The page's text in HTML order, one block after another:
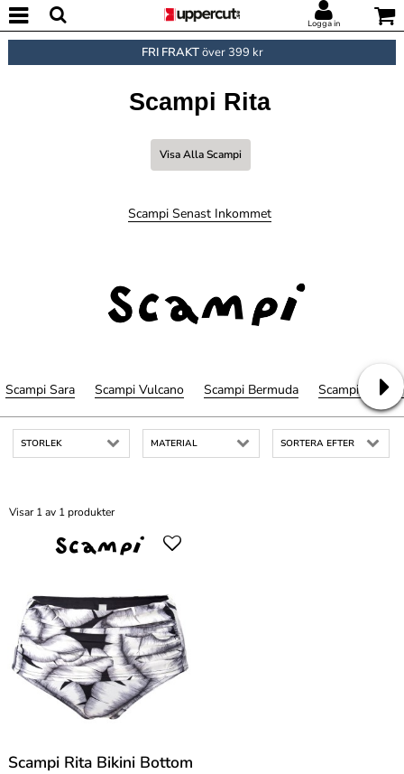
Logga in
FRI FRAKTöver 399 kr
Scampi Rita
Visa Alla Scampi
Scampi Senast Inkommet
Scampi Sara Scampi Vulcano Scampi Bermuda Scampi
STORLEK MATERIAL SORTERA EFTER
Visar 1 av 1 produkter
Scampi Rita Bikini Bottom